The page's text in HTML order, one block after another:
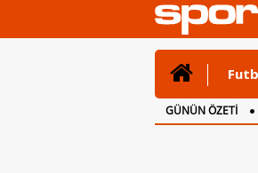
GÜNÜN ÖZETİ
CANLI ANLATIM